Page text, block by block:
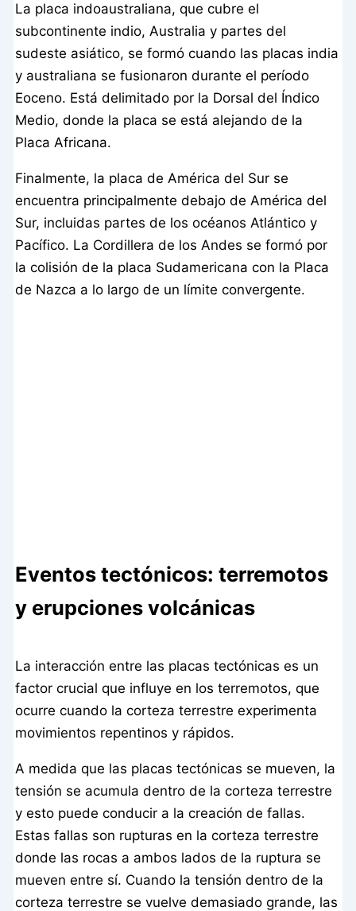
La placa indoaustraliana, que cubre el
subcontinente indio, Australia y partes del
sudeste asiático, se formó cuando las placas india
y australiana se fusionaron durante el período
Eoceno. Está delimitado por la Dorsal del Índico
Medio, donde la placa se está alejando de la
Placa Africana.
Finalmente, la placa de América del Sur se
encuentra principalmente debajo de América del
Sur, incluidas partes de los océanos Atlántico y
Pacífico. La Cordillera de los Andes se formó por
la colisión de la placa Sudamericana con la Placa
de Nazca a lo largo de un límite convergente.
Eventos tectónicos: terremotos
y erupciones volcánicas
La interacción entre las placas tectónicas es un
factor crucial que influye en los terremotos, que
ocurre cuando la corteza terrestre experimenta
movimientos repentinos y rápidos.
A medida que las placas tectónicas se mueven, la
tensión se acumula dentro de la corteza terrestre
y esto puede conducir a la creación de fallas.
Estas fallas son rupturas en la corteza terrestre
donde las rocas a ambos lados de la ruptura se
mueven entre sí. Cuando la tensión dentro de la
corteza terrestre se vuelve demasiado grande, las